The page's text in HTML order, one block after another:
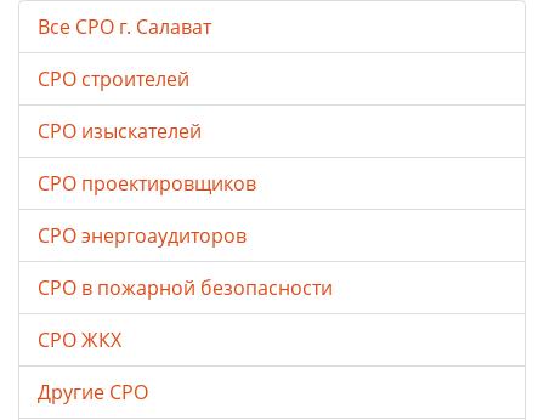
Все СРО г. Салават
СРО строителей
СРО изыскателей
СРО проектировщиков
СРО энергоаудиторов
СРО в пожарной безопасности
СРО ЖКХ
Другие СРО